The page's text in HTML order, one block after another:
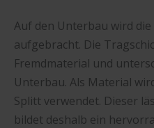
Auf den Unterbau wird
aufgebracht. Die
Fremdmaterial und
Unterbau. Als Material
Splitt verwendet. Dieser
bildet deshalb ein